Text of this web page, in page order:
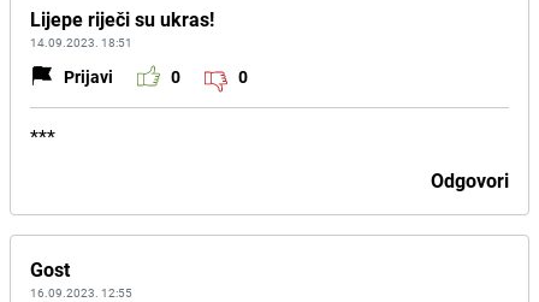
Lijepe riječi su ukras!
14.09.2023. 18:51
Prijavi 0 0
***
Odgovori
Gost
16.09.2023. 12:55